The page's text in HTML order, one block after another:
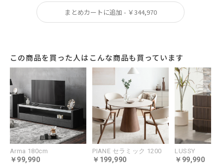
まとめカートに追加 - ￥344,970
この商品を買った人はこんな商品も買っています
Arma 180cm
99,990
PIANE セラミック 1200
199,990
LUSSY
99,990